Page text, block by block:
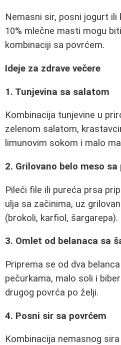
Nemasni sir, posni jogurt ili
10% mlečne masti mogu
kombinaciji sa povrćem.
Ideje za zdrave večere
1. Tunjevina sa salatom
Kombinacija tunjevine u
zelenom salatom,
limunovim sokom i malo
2. Grilovano belo meso sa
Pileći file ili pureća prsa
ulja sa začinima, uz
(brokoli, karfiol, šargarepa).
3. Omlet od belanaca sa
Priprema se od dva
pečurkama, malo soli i
drugog povrća po želji.
4. Posni sir sa povrćem
Kombinacija nemasnog